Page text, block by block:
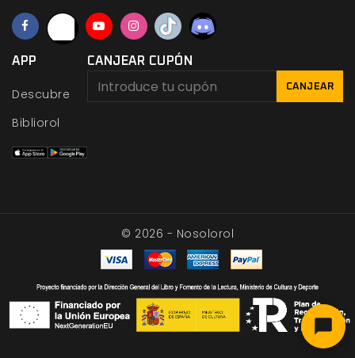
APP
Descubre
Bibliorol
CANJEAR CUPÓN
CANJEAR
© 2026 - Nosolorol